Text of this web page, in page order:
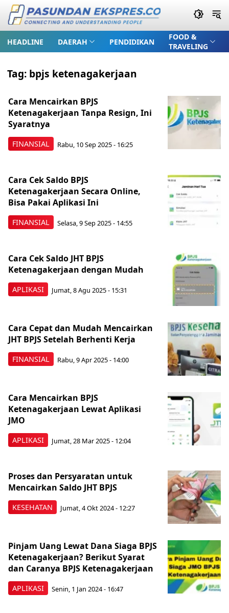
HEADLINE DAERAH PENDIDIKAN
FOOD &
TRAVELING
Tag: bpjs ketenagakerjaan
FINANSIAL
Cara Mencairkan BPJS
Ketenagakerjaan Tanpa Resign, Ini
Syaratnya
Rabu, 10 Sep 2025 - 16:25
FINANSIAL
Cara Cek Saldo BPJS
Ketenagakerjaan Secara Online,
Bisa Pakai Aplikasi Ini
Selasa, 9 Sep 2025 - 14:55
APLIKASI
Cara Cek Saldo JHT BPJS
Ketenagakerjaan dengan Mudah
Jumat, 8 Agu 2025 - 15:31
FINANSIAL
Cara Cepat dan Mudah Mencairkan
JHT BPJS Setelah Berhenti Kerja
Rabu, 9 Apr 2025 - 14:00
APLIKASI
Cara Mencairkan BPJS
Ketenagakerjaan Lewat Aplikasi
JMO
Jumat, 28 Mar 2025 - 12:04
KESEHATAN
Proses dan Persyaratan untuk
Mencairkan Saldo JHT BPJS
Jumat, 4 Okt 2024 - 12:27
APLIKASI
Pinjam Uang Lewat Dana Siaga BPJS
Ketenagakerjaan? Berikut Syarat
dan Caranya BPJS Ketenagakerjaan
Senin, 1 Jan 2024 - 16:47